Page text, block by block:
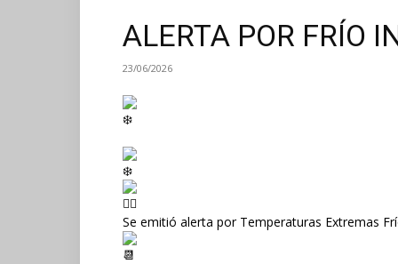
ALERTA POR FRÍO
23/06/2026
Se emitió alerta por Temperaturas Extremas